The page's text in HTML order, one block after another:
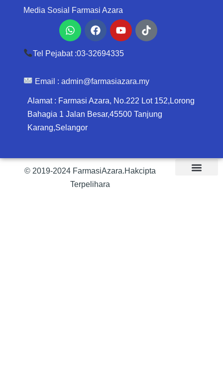
Media Sosial Farmasi Azara
WhatsappFacebookYoutubeTiktok
Tel Pejabat :03-32694335
Email : admin@farmasiazara.my
Alamat : Farmasi Azara, No.222 Lot 152,Lorong
Bahagia 1 Jalan Besar,45500 Tanjung
Karang,Selangor
© 2019-2024 FarmasiAzara.Hakcipta
Terpelihara